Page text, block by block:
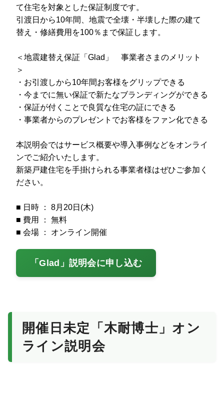
て住宅を対象とした保証制度です。
引渡日から10年間、地震で全壊・半壊した際の建て
替え・修繕費用を100％まで保証します。
＜地震建替え保証「Glad」 事業者さまのメリット
＞
・お引渡しから10年間お客様をグリップできる
・今までに無い保証で新たなブランディングができる
・保証が付くことで良質な住宅の証にできる
・事業者からのプレゼントでお客様をファン化できる
本説明会ではサービス概要や導入事例などをオンライ
ンでご紹介いたします。
新築戸建住宅を手掛けられる事業者様はぜひご参加く
ださい。
■ 日時 ： 8月20日(木)
■ 費用 ： 無料
■ 会場 ： オンライン開催
「Glad」説明会に申し込む
開催日未定「木耐博士」オン
ライン説明会